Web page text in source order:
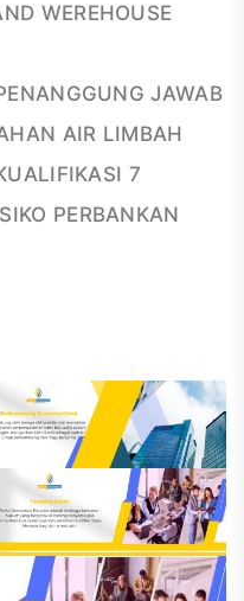
WEREHOUSE
JAWAB
AIR LIMBAH
7
PERBANKAN